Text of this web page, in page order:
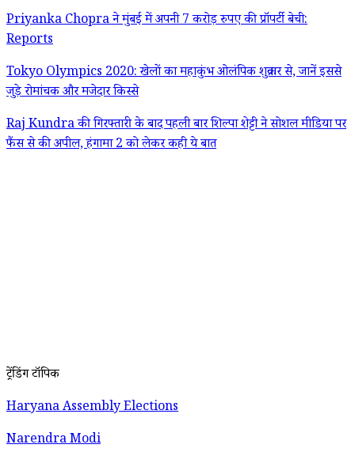
Priyanka Chopra ने मुंबई में अपनी 7 करोड़ रुपए की प्रॉपर्टी बेची:
Reports
Tokyo Olympics 2020: खेलों का महाकुंभ ओलंपिक शुक्रवार से, जानें इससे
जुड़े रोमांचक और मजेदार किस्से
Raj Kundra की गिरफ्तारी के बाद पहली बार शिल्पा शेट्टी ने सोशल मीडिया पर
फैंस से की अपील, हंगामा 2 को लेकर कही ये बात
ट्रेंडिंग टॉपिक
Haryana Assembly Elections
Narendra Modi